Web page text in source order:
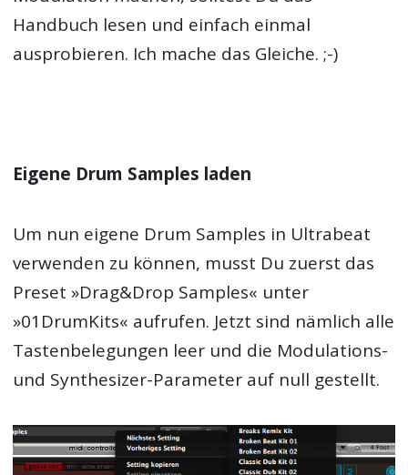
Handbuch lesen und einfach einmal
ausprobieren. Ich mache das Gleiche. ;-)
Eigene Drum Samples laden
Um nun eigene Drum Samples in Ultrabeat
verwenden zu können, musst Du zuerst das
Preset »Drag&Drop Samples« unter
»01DrumKits« aufrufen. Jetzt sind nämlich alle
Tastenbelegungen leer und die Modulations-
und Synthesizer-Parameter auf null gestellt.